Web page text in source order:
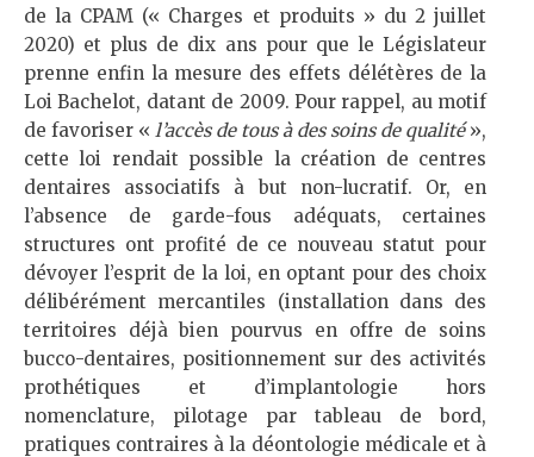
de la CPAM (« Charges et produits » du 2 juillet
2020) et plus de dix ans pour que le Législateur
prenne enfin la mesure des effets délétères de la
Loi Bachelot, datant de 2009. Pour rappel, au motif
de favoriser « l’accès de tous à des soins de qualité»,
cette loi rendait possible la création de centres
dentaires associatifs à but non-lucratif. Or, en
l’absence de garde-fous adéquats, certaines
structures ont profité de ce nouveau statut pour
dévoyer l’esprit de la loi, en optant pour des choix
délibérément mercantiles (installation dans des
territoires déjà bien pourvus en offre de soins
bucco-dentaires, positionnement sur des activités
prothétiques et d’implantologie hors
nomenclature, pilotage par tableau de bord,
pratiques contraires à la déontologie médicale et à